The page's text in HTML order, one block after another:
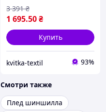
1 695.50₴
3 391 ₴
Купить
kvitka-textil 93%
Смотри также
Плед шиншилла